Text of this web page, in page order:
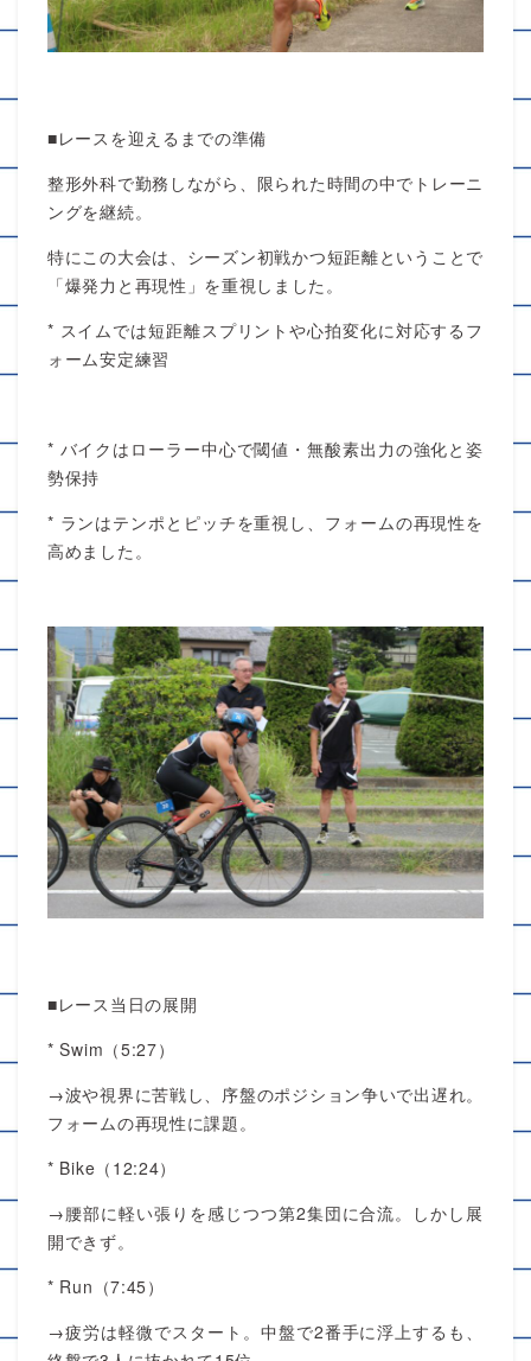
■レースを迎えるまでの準備
整形外科で勤務しながら、限られた時間の中でトレーニ
ングを継続。
特にこの大会は、シーズン初戦かつ短距離ということで
「爆発力と再現性」を重視しました。
* スイムでは短距離スプリントや心拍変化に対応するフ
ォーム安定練習
* バイクはローラー中心で閾値・無酸素出力の強化と姿
勢保持
* ランはテンポとピッチを重視し、フォームの再現性を
高めました。
■レース当日の展開
* Swim（5:27）
→波や視界に苦戦し、序盤のポジション争いで出遅れ。
フォームの再現性に課題。
* Bike（12:24）
→腰部に軽い張りを感じつつ第2集団に合流。しかし展
開できず。
* Run（7:45）
→疲労は軽微でスタート。中盤で2番手に浮上するも、